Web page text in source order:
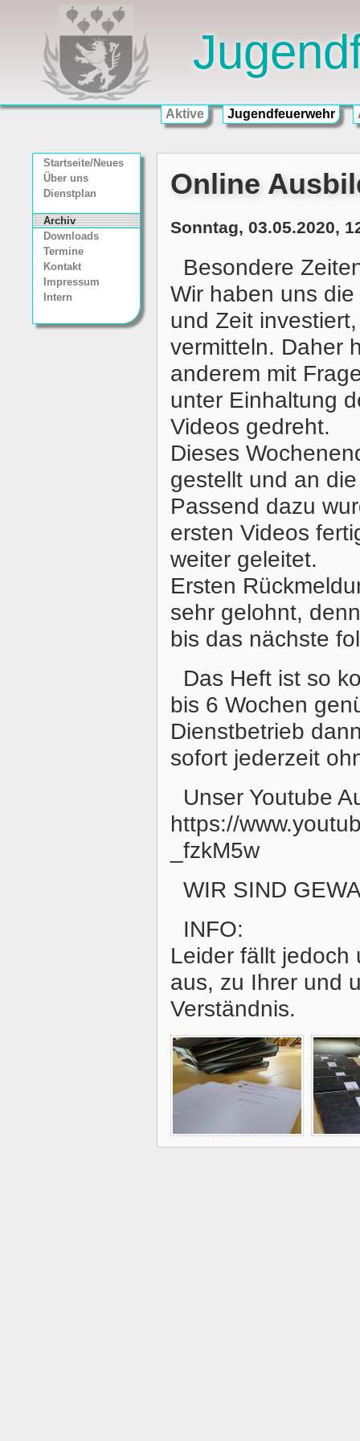
Aktive Jugendfeuerwehr
Startseite/Neues
Über uns
Dienstplan
Archiv
Downloads
Termine
Kontakt
Impressum
Intern
Online
Sonntag, 03.05.2020,
Besondere
Wir haben uns
und Zeit
vermitteln. Daher
anderem mit
unter Einhaltung
Videos gedreht.
Dieses
gestellt und an
Passend dazu
ersten Videos
weiter geleitet.
Ersten
sehr gelohnt,
bis das nächste
Das Heft ist so
bis 6 Wochen
Dienstbetrieb
sofort jederzeit
Unser Youtube
https://
_fzkM5w
WIR SIND
INFO:
Leider fällt jedoch
aus, zu Ihrer und
Verständnis.